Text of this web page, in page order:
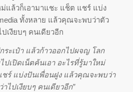
แล้วก็เอามาแชะ แช็ต แชร์ แบ่ง
ทั้งหลาย แล้วคุณจะพบว่าตัว
เงียบๆ คนเดียวอีก
ระเป๋า แล้วก้าวออกไปผจญ โลก
ปเปิดเน็ตค้นเอา อะไรที่รู้มาใหม่
ชร์ แบ่งปันเพื่อนฝูง แล้วคุณจะพบว่า
ไปเงียบๆ คนเดียวอีก”